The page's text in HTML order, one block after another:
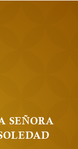
SEÑORA